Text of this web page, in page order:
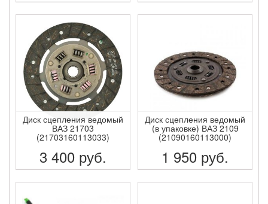
ПОДРОБНЕЕ ПОДРОБНЕЕ
Диск сцепления ведомый
ВАЗ 21703
(21703160113033)
3 400 руб.
ПОДРОБНЕЕ
Диск сцепления ведомый
(в упаковке) ВАЗ 2109
(21090160113000)
1 950 руб.
ПОДРОБНЕЕ